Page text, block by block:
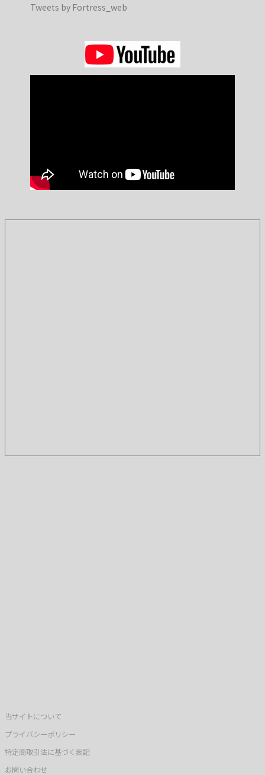
Tweets by Fortress_web
当サイトについて
プライバシーポリシー
特定商取引法に基づく表記
お問い合わせ